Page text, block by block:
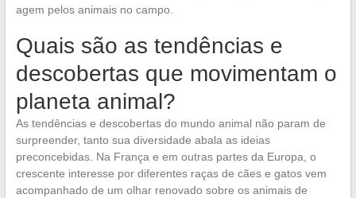
agem pelos animais no campo.
Quais são as tendências e
descobertas que movimentam o
planeta animal?
As tendências e descobertas do mundo animal não param de
surpreender, tanto sua diversidade abala as ideias
preconcebidas. Na França e em outras partes da Europa, o
crescente interesse por diferentes raças de cães e gatos vem
acompanhado de um olhar renovado sobre os animais de